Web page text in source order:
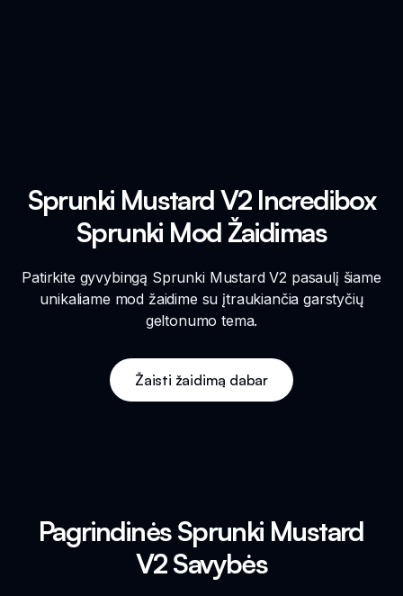
Sprunki Mustard V2 Incredibox
Sprunki Mod Žaidimas
Patirkite gyvybingą Sprunki Mustard V2 pasaulį šiame
unikaliame mod žaidime su įtraukiančia garstyčių
geltonumo tema.
Žaisti žaidimą dabar
Pagrindinės Sprunki Mustard
V2 Savybės